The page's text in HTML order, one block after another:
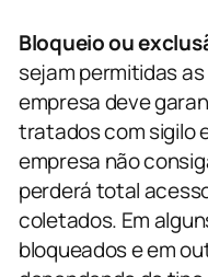
Bloqueio ou
sejam permitidas
empresa deve
tratados com sigilo
empresa não
perderá total
coletados. Em
bloqueados e em